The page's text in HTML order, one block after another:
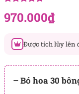
dựa trên
970.000₫
Được tích lũy lên
Đây là số
sản phẩm hôm nay,
– Bó hoa 30